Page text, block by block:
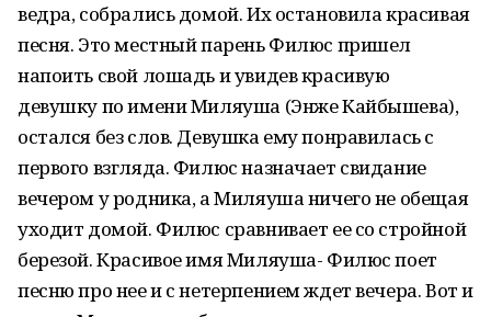
ведра, собрались домой. Их остановила красивая
песня. Это местный парень Филюс пришел
напоить свой лошадь и увидев красивую
девушку по имени Миляуша (Энже Кайбышева),
остался без слов. Девушка ему понравилась с
первого взгляда. Филюс назначает свидание
вечером у родника, а Миляуша ничего не обещая
уходит домой. Филюс сравнивает ее со стройной
березой. Красивое имя Миляуша- Филюс поет
песню про нее и с нетерпением ждет вечера. Вот и